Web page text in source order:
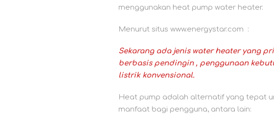
menggunakan heat pump water heater.
Menurut situs www.energystar.com :
Sekarang ada jenis water heater yang
berbasis pendingin , penggunaan
listrik konvensional.
Heat pump adalah alternatif yang tepat
manfaat bagi pengguna, antara lain: